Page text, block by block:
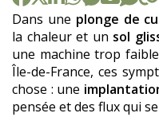
Dans une plonge de
la chaleur et un sol
une machine trop
Île-de-France, ces
chose : une
pensée et des flux qui